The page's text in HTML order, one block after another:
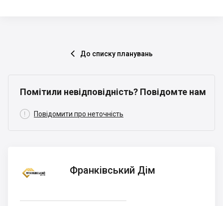
 До списку планувань
Помітили невідповідність? Повідомте нам
 Повідомити про неточність
Дім
Франківський Дім